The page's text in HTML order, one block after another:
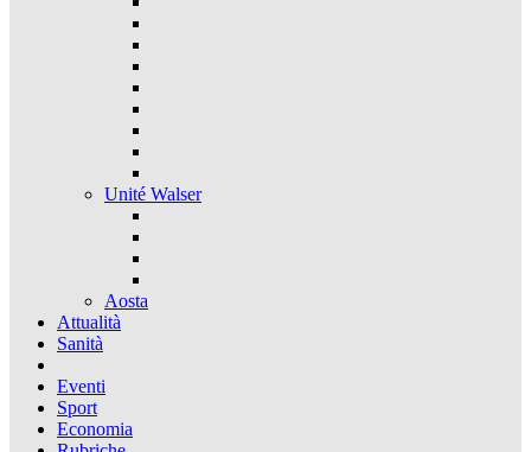
Unité Walser
Aosta
Attualità
Sanità
Eventi
Sport
Economia